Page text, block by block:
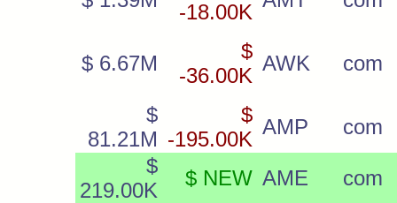
-18.00K
$ 6.67M
$
-36.00K
AWK com
$
81.21M
$
-195.00K
AMP
com
$
219.00K
$ NEW AME com